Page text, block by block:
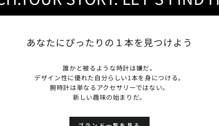
あなたにぴったりの１本を見つけよう
誰かと被るような時計は嫌だ。
デザイン性に優れた自分らしい1本を身につける。
腕時計は単なるアクセサリーではない。
新しい趣味の始まりだ。